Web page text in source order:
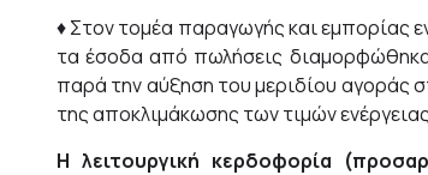
♦ Στον τομέα παραγωγής και εμπορίας
τα έσοδα από πωλήσεις
παρά την αύξηση του μεριδίου αγοράς
της αποκλιμάκωσης των τιμών
Η λειτουργική κερδοφορία